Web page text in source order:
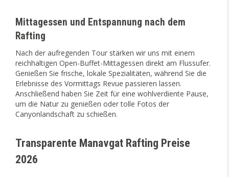
Mittagessen und Entspannung nach dem
Rafting
Nach der aufregenden Tour stärken wir uns mit einem
reichhaltigen Open-Buffet-Mittagessen direkt am Flussufer.
Genießen Sie frische, lokale Spezialitäten, während Sie die
Erlebnisse des Vormittags Revue passieren lassen.
Anschließend haben Sie Zeit für eine wohlverdiente Pause,
um die Natur zu genießen oder tolle Fotos der
Canyonlandschaft zu schießen.
Transparente Manavgat Rafting Preise
2026